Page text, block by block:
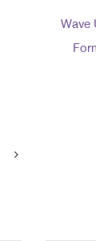
Wave